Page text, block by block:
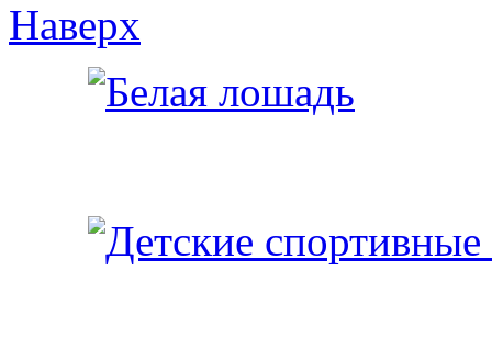
Наверх